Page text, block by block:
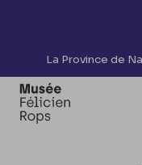
Accèder
La Province de